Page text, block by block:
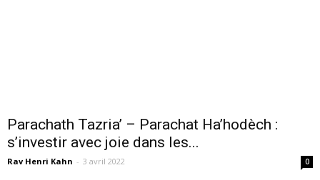
Parachath Tazria’ – Parachat Ha’hodèch :
s’investir avec joie dans les...
Rav Henri Kahn - 3 avril 2022 0